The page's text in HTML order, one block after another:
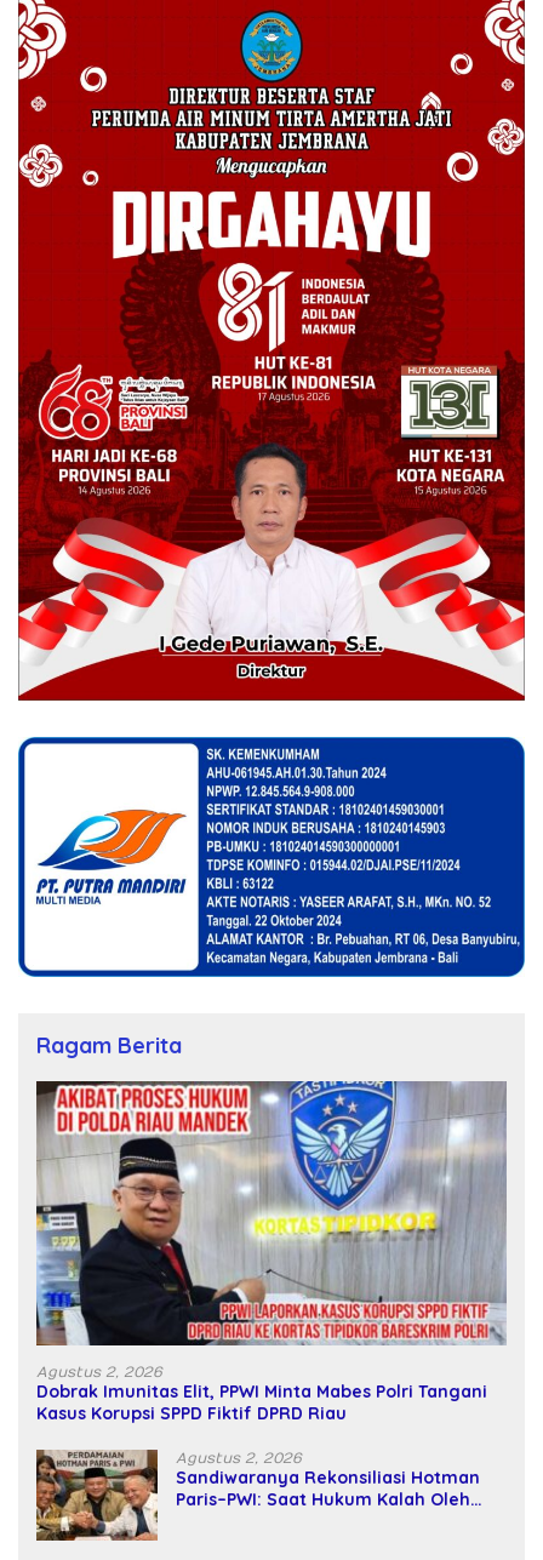
Ragam Berita
Agustus 2, 2026
Dobrak Imunitas Elit, PPWI Minta Mabes Polri Tangani
Kasus Korupsi SPPD Fiktif DPRD Riau
Agustus 2, 2026
Sandiwaranya Rekonsiliasi Hotman
Paris–PWI: Saat Hukum Kalah Oleh